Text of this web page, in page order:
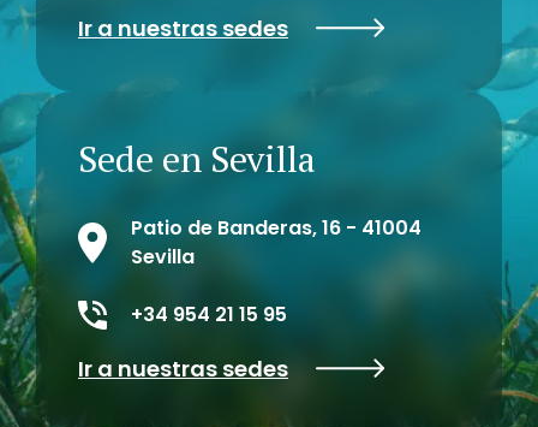
Ir a nuestras sedes
Sede en Sevilla
Patio de Banderas, 16 - 41004
Sevilla
+34 954 21 15 95
Ir a nuestras sedes